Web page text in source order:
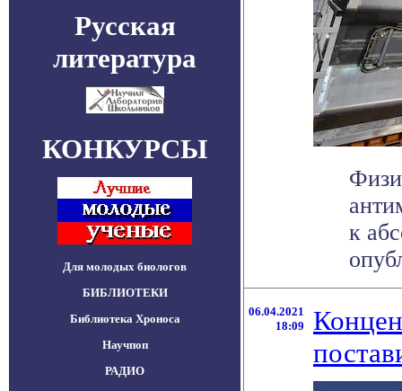
Русская
литература
КОНКУРСЫ
Для молодых биологов
БИБЛИОТЕКИ
Библиотека Хроноса
Научпоп
РАДИО
к
06.04.2021
18:09